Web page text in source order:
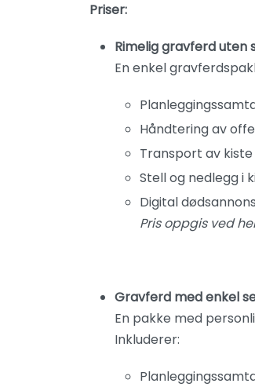
Priser:
Rimelig gravferd uten
En enkel
Håndtering av
Transport av kiste
Stell og nedlegg i
Digital
Pris oppgis ved
Gravferd med enkel
En pakke med
Inkluderer: